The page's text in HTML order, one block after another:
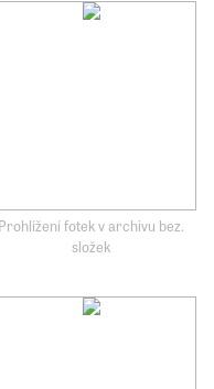
Prohlížení fotek v archivu bez.
složek